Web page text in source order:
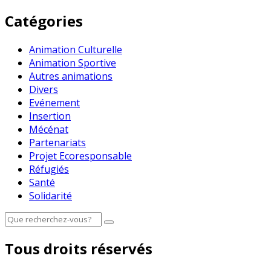
Catégories
Animation Culturelle
Animation Sportive
Autres animations
Divers
Evénement
Insertion
Mécénat
Partenariats
Projet Ecoresponsable
Réfugiés
Santé
Solidarité
Tous droits réservés